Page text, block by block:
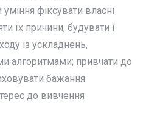
фіксувати власні
їх причини, будувати і
із ускладнень,
алгоритмами; привчати до
бажання
до вивчення